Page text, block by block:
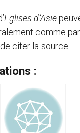
Eglises d’Asie
comme
citer la source.
: